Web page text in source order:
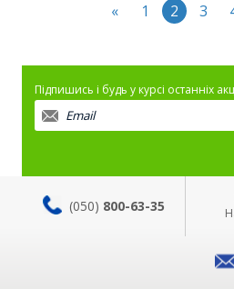
« 1 2 3
Підпишись і будь у курсі останніх
(050) 800-63-35